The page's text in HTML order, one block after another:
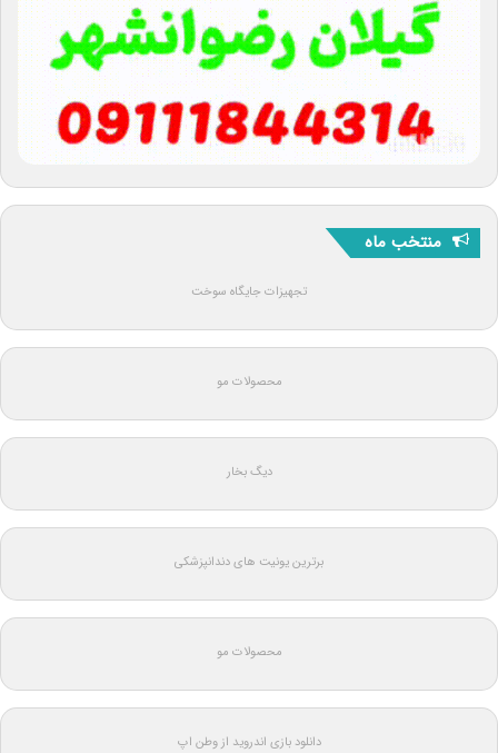
منتخب ماه
تجهیزات جایگاه سوخت
محصولات مو
دیگ بخار
برترین یونیت های دندانپزشکی
محصولات مو
دانلود بازی اندروید از وطن اپ